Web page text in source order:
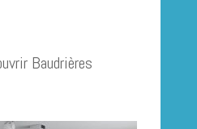
Baudrières